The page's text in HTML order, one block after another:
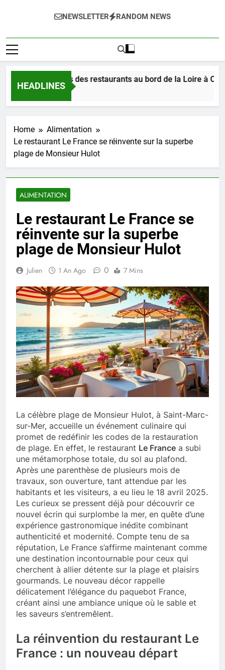
NEWSLETTER RANDOM NEWS
HEADLINES
les délices des restaurants au bord de la Loire à Orléans
Home
Alimentation
Le restaurant Le France se réinvente sur la superbe
plage de Monsieur Hulot
ALIMENTATION
Le restaurant Le France se
réinvente sur la superbe
plage de Monsieur Hulot
Julien 1 An Ago 0 7 Mins
La célèbre plage de Monsieur Hulot, à Saint-Marc-
sur-Mer, accueille un événement culinaire qui
promet de redéfinir les codes de la restauration
de plage. En effet, le restaurant Le France a subi
une métamorphose totale, du sol au plafond.
Après une parenthèse de plusieurs mois de
travaux, son ouverture, tant attendue par les
habitants et les visiteurs, a eu lieu le 18 avril 2025.
Les curieux se pressent déjà pour découvrir ce
nouvel écrin qui surplombe la mer, en quête d’une
expérience gastronomique inédite combinant
authenticité et modernité. Compte tenu de sa
réputation, Le France s’affirme maintenant comme
une destination incontournable pour ceux qui
cherchent à allier détente sur la plage et plaisirs
gourmands. Le nouveau décor rappelle
délicatement l’élégance du paquebot France,
créant ainsi une ambiance unique où le sable et
les saveurs s’entremêlent.
La réinvention du restaurant Le
France : un nouveau départ